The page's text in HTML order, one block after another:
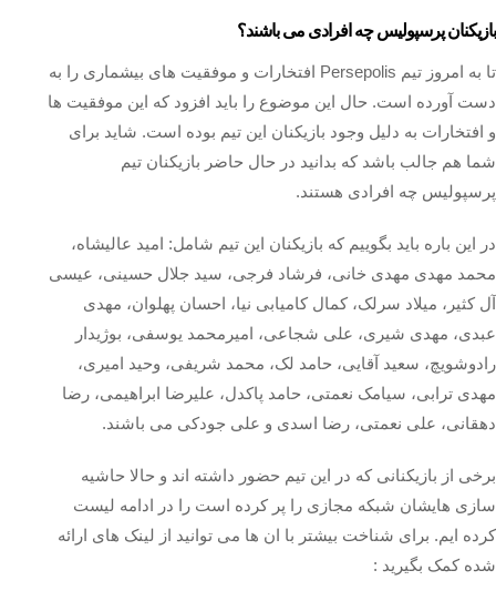
بازیکنان پرسپولیس چه افرادی می باشند؟
تا به امروز تیم Persepolis افتخارات و موفقیت‌ های بیشماری را به
دست آورده است. حال این موضوع را باید افزود که این موفقیت ها
و افتخارات به دلیل وجود بازیکنان این تیم بوده است. شاید برای
شما هم جالب باشد که بدانید در حال حاضر بازیکنان تیم
پرسپولیس چه افرادی هستند.
در این باره باید بگوییم که بازیکنان این تیم شامل: امید عالیشاه،
محمد مهدی مهدی‌ خانی، فرشاد فرجی، سید جلال حسینی، عیسی
آل کثیر، میلاد سرلک، کمال کامیابی‌ نیا، احسان پهلوان، مهدی
عبدی، مهدی شیری، علی شجاعی، امیرمحمد یوسفی، بوژیدار
رادوشویچ، سعید آقایی، حامد لک، محمد شریفی، وحید امیری،
مهدی ترابی، سیامک نعمتی، حامد پاکدل، علیرضا ابراهیمی، رضا
دهقانی، علی نعمتی، رضا اسدی و علی جودکی می باشند.
برخی از بازیکنانی که در این تیم حضور داشته اند و حالا حاشیه
سازی هایشان شبکه مجازی را پر کرده است را در ادامه لیست
کرده ایم. برای شناخت بیشتر با ان ها می توانید از لینک های ارائه
شده کمک بگیرید :